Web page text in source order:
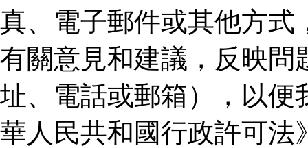
真、電子郵件或其他方式
有關意見和建議，反映問
址、電話或郵箱），以便
華人民共和國行政許可法